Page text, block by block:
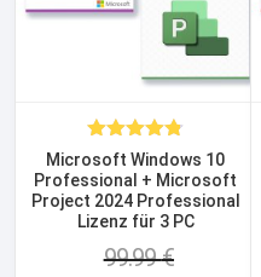
Bewertet
mit4.75
von 5
Microsoft Windows 10
Professional + Microsoft
Project 2024 Professional
Lizenz für 3 PC
99.99€